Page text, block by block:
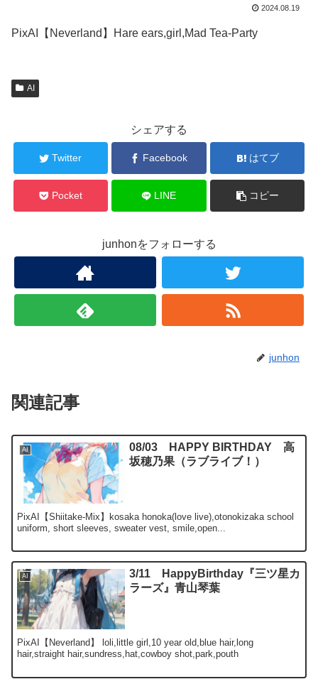
2024.08.19
PixAI【Neverland】Hare ears,girl,Mad Tea-Party
AI
シェアする
Twitter Facebook はてブ
Pocket LINE コピー
junhonをフォローする
junhon
関連記事
AI
08/03 HAPPY BIRTHDAY 高
坂穂乃果（ラブライブ！）
PixAI【Shiitake-Mix】kosaka honoka(love live),otonokizaka school
uniform, short sleeves, sweater vest, smile,open...
AI
3/11 HappyBirthday『三ツ星カ
ラーズ』青山琴葉
PixAI【Neverland】 loli,little girl,10 year old,blue hair,long
hair,straight hair,sundress,hat,cowboy shot,park,pouth